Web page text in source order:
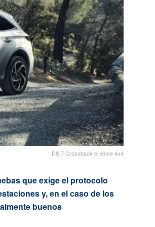
DS 7 Crossback e-tense 4x4
que exige el protocolo
y, en el caso de los
buenos